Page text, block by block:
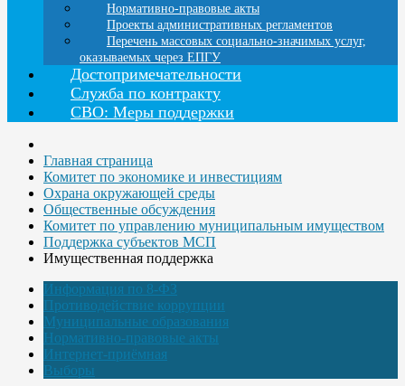
Нормативно-правовые акты
Проекты административных регламентов
Перечень массовых социально-значимых услуг,
оказываемых через ЕПГУ
Достопримечательности
Служба по контракту
СВО: Меры поддержки
Главная страница
Комитет по экономике и инвестициям
Охрана окружающей среды
Общественные обсуждения
Комитет по управлению муниципальным имуществом
Поддержка субъектов МСП
Имущественная поддержка
Информация по 8-ФЗ
Противодействие коррупции
Муниципальные образования
Нормативно-правовые акты
Интернет-приёмная
Выборы